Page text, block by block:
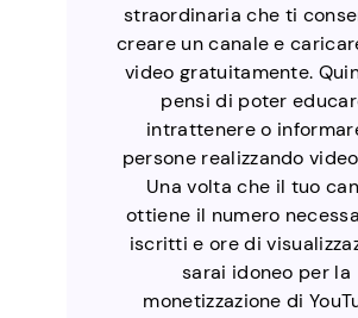
straordinaria che ti
creare un canale e
video gratuitamente.
pensi di poter
intrattenere o
persone realizzando
Una volta che il tuo
ottiene il numero
iscritti e ore di
sarai idoneo per la
monetizzazione di